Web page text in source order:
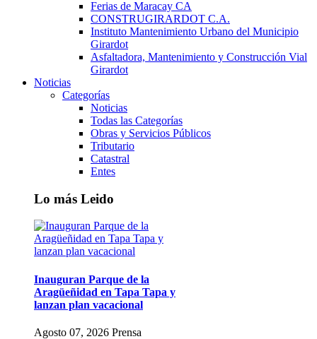
Ferias de Maracay CA
CONSTRUGIRARDOT C.A.
Instituto Mantenimiento Urbano del Municipio
Girardot
Asfaltadora, Mantenimiento y Construcción Vial
Girardot
Noticias
Categorías
Noticias
Todas las Categorías
Obras y Servicios Públicos
Tributario
Catastral
Entes
Lo más Leido
Inauguran Parque de la
Aragüeñidad en Tapa Tapa y
lanzan plan vacacional
Agosto 07, 2026 Prensa